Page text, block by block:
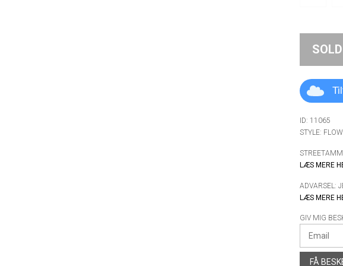
ID: 11065
STYLE:
LÆS MERE
ADVARSEL:
LÆS MERE
GIV MIG
FÅ